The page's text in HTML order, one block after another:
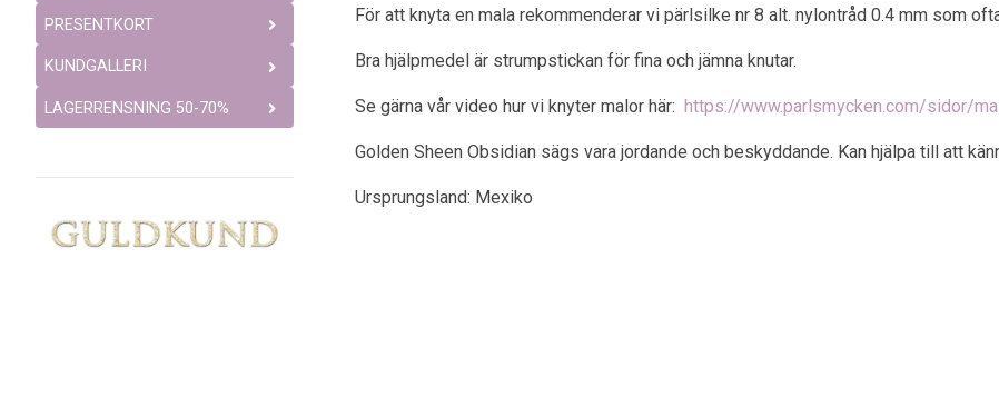
PRESENTKORT
KUNDGALLERI
LAGERRENSNING 50-70%
För att knyta en mala rekommenderar vi pärlsilke nr 8 alt. nylontråd 0.4 mm som
Bra hjälpmedel är strumpstickan för fina och jämna knutar.
Se gärna vår video hur vi knyter malor här: https://www.parlsmycken.com/sidor/
Golden Sheen Obsidian sägs vara jordande och beskyddande. Kan hjälpa till att
Ursprungsland: Mexiko